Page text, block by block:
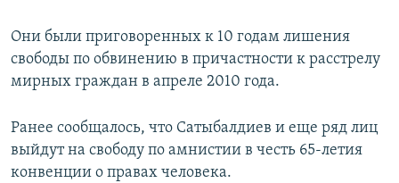
Они были приговоренных к 10 годам лишения
свободы по обвинению в причастности к расстрелу
мирных граждан в апреле 2010 года.
Ранее сообщалось, что Сатыбалдиев и еще ряд лиц
выйдут на свободу по амнистии в честь 65-летия
конвенции о правах человека.